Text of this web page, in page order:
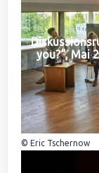
you?“, Mai
© Eric Tschernow